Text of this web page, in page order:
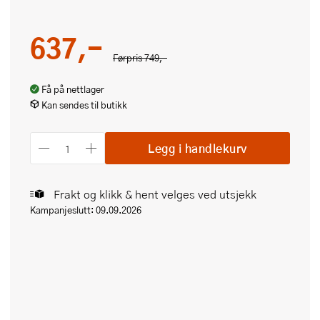
Førpris749,-
637,-
Få på nettlager
Kan sendes til butikk
Legg i handlekurv
Frakt og klikk & hent velges ved utsjekk
Kampanjeslutt: 09.09.2026